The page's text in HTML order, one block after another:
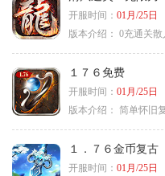
开服时间： 01月/25日
版本介绍： 0充通关
１７６免费
开服时间： 01月/25日
版本介绍： 简单怀旧
１．７６金币复古
开服时间： 01月/25日